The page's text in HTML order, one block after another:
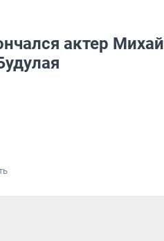
актер Михай